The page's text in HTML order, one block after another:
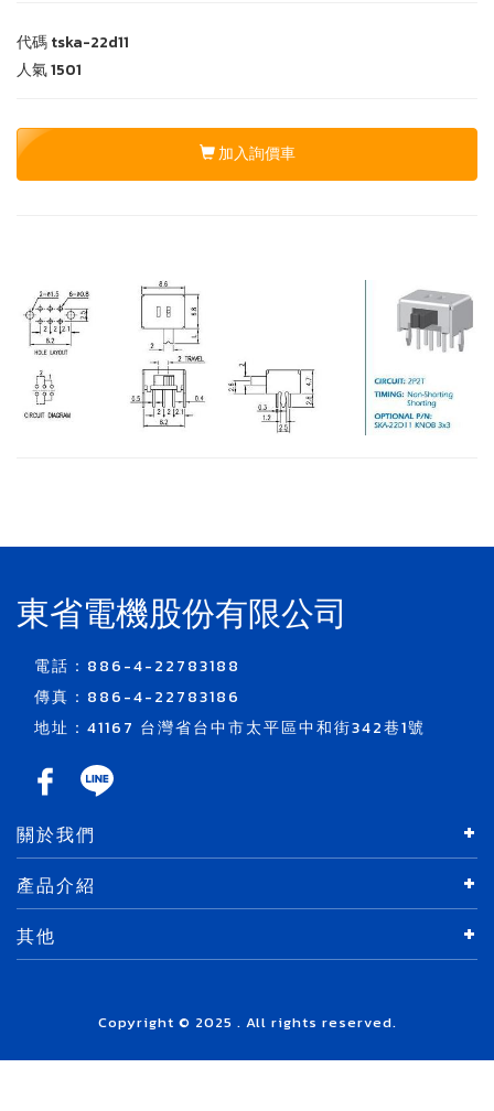
代碼tska-22d11
人氣1501
加入詢價車
東省電機股份有限公司
電話：886-4-22783188
傳真：886-4-22783186
地址：41167 台灣省台中市太平區中和街342巷1號
關於我們
產品介紹
其他
Copyright © 2025 . All rights reserved.